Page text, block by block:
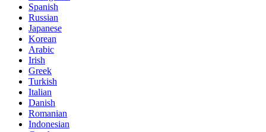
Spanish
Russian
Japanese
Korean
Arabic
Irish
Greek
Turkish
Italian
Danish
Romanian
Indonesian